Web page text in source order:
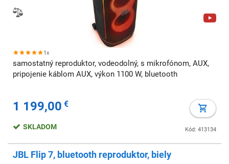
1x
samostatný reproduktor, vodeodolný, s mikrofónom, AUX,
pripojenie káblom AUX, výkon 1100 W, bluetooth
1 199,00 €
Kód: 413134
SKLADOM
JBL Flip 7, bluetooth reproduktor, biely